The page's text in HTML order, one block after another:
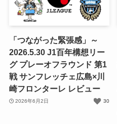
「つながった緊張感」～
2026.5.30 J1百年構想リー
グ プレーオフラウンド 第1
戦 サンフレッチェ広島×川
崎フロンターレ レビュー
2026年6月2日 30